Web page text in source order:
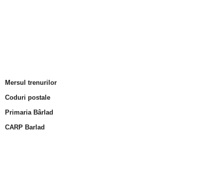
Mersul trenurilor
Coduri postale
Primaria Bârlad
CARP Barlad